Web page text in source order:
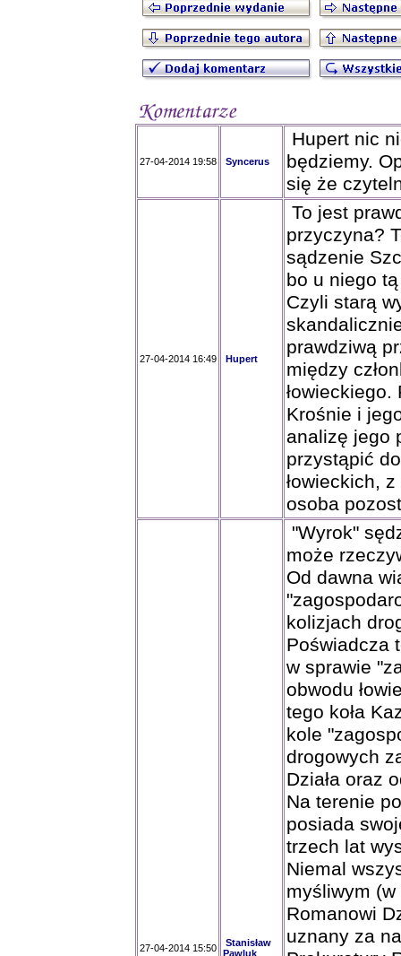
27-04-2014 19:58 Syncerus
Hupert nic
będziemy.
się że
27-04-2014 16:49 Hupert
To jest
przyczyna?
sądzenie
bo u niego
Czyli starą
prawdziwą
między
łowieckiego.
Krośnie i
analizę jego
przystąpić
łowieckich,
osoba
27-04-2014 15:50
Stanisław
Pawluk
"Wyrok"
może
Od dawna
kolizjach
Poświadcza
w sprawie
obwodu
tego koła
kole
drogowych
Działa oraz
Na terenie
posiada
trzech lat
Niemal
myśliwym
Romanowi
uznany za